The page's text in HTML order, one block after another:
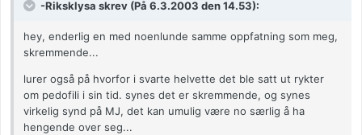
-Riksklysa skrev (På 6.3.2003 den 14.53):
hey, enderlig en med noenlunde samme oppfatning som meg,
skremmende...
lurer også på hvorfor i svarte helvette det ble satt ut rykter
om pedofili i sin tid. synes det er skremmende, og synes
virkelig synd på MJ, det kan umulig være no særlig å ha
hengende over seg...